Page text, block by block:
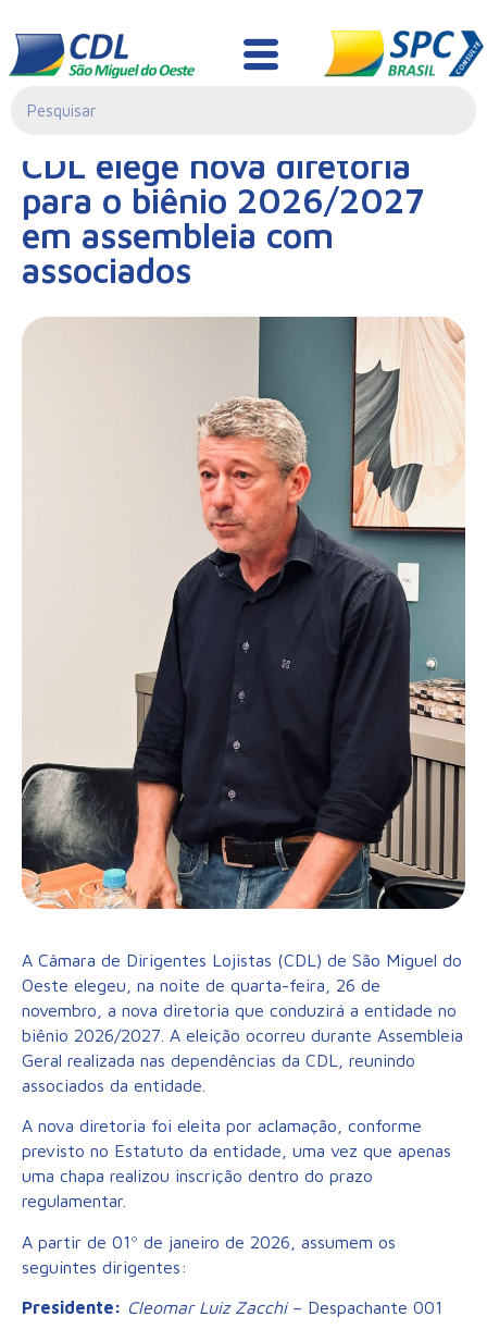
Notícias
CDL elege nova diretoria
para o biênio 2026/2027
em assembleia com
associados
A Câmara de Dirigentes Lojistas (CDL) de São Miguel do
Oeste elegeu, na noite de quarta-feira, 26 de
novembro, a nova diretoria que conduzirá a entidade no
biênio 2026/2027. A eleição ocorreu durante Assembleia
Geral realizada nas dependências da CDL, reunindo
associados da entidade.
A nova diretoria foi eleita por aclamação, conforme
previsto no Estatuto da entidade, uma vez que apenas
uma chapa realizou inscrição dentro do prazo
regulamentar.
A partir de 01º de janeiro de 2026, assumem os
seguintes dirigentes:
Presidente: Cleomar Luiz Zacchi– Despachante 001